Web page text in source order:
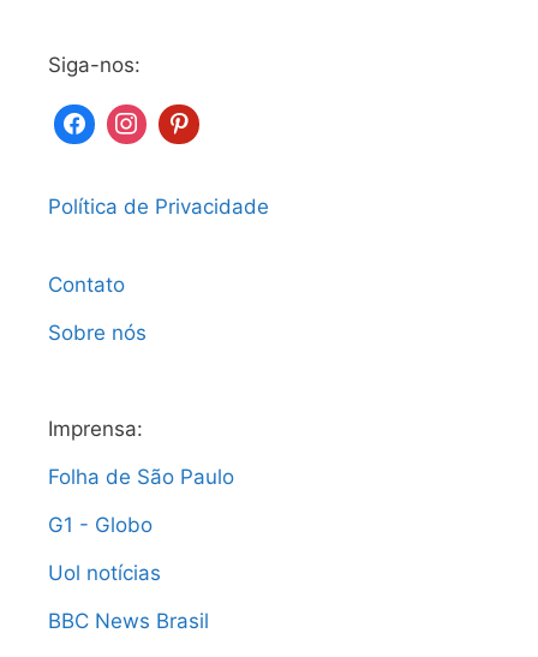
Siga-nos:
Política de Privacidade
Contato
Sobre nós
Imprensa:
Folha de São Paulo
G1 - Globo
Uol notícias
BBC News Brasil